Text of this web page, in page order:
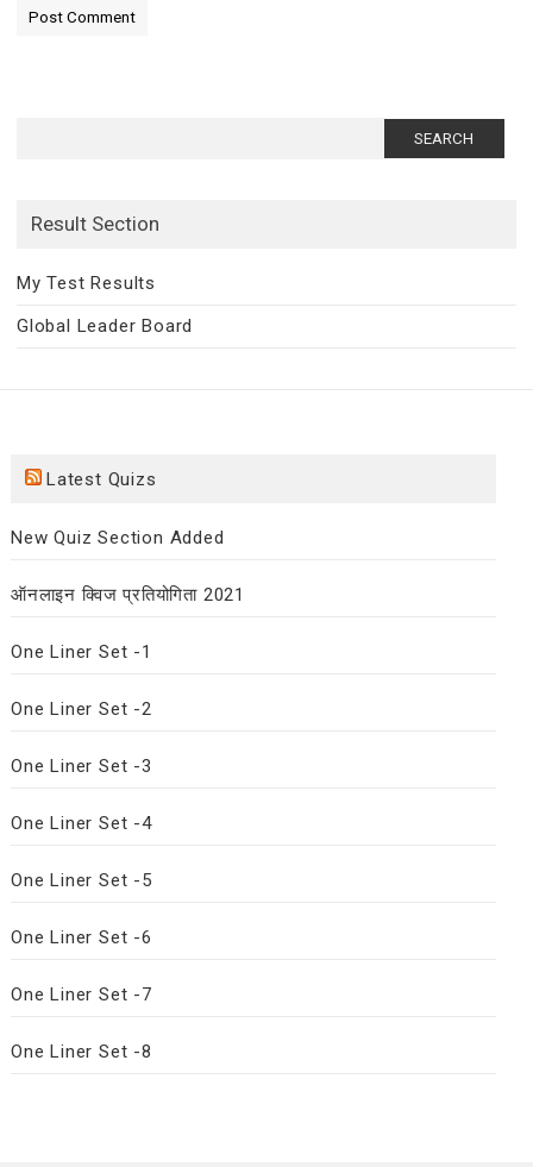
Result Section
My Test Results
Global Leader Board
Latest Quizs
New Quiz Section Added
ऑनलाइन क्विज प्रतियोगिता 2021
One Liner Set -1
One Liner Set -2
One Liner Set -3
One Liner Set -4
One Liner Set -5
One Liner Set -6
One Liner Set -7
One Liner Set -8